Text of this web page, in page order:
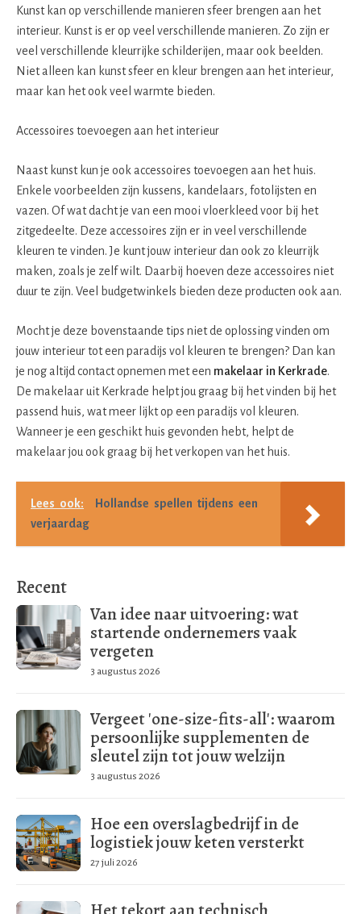
Kunst kan op verschillende manieren sfeer brengen aan het
interieur. Kunst is er op veel verschillende manieren. Zo zijn er
veel verschillende kleurrijke schilderijen, maar ook beelden.
Niet alleen kan kunst sfeer en kleur brengen aan het interieur,
maar kan het ook veel warmte bieden.
Accessoires toevoegen aan het interieur
Naast kunst kun je ook accessoires toevoegen aan het huis.
Enkele voorbeelden zijn kussens, kandelaars, fotolijsten en
vazen. Of wat dacht je van een mooi vloerkleed voor bij het
zitgedeelte. Deze accessoires zijn er in veel verschillende
kleuren te vinden. Je kunt jouw interieur dan ook zo kleurrijk
maken, zoals je zelf wilt. Daarbij hoeven deze accessoires niet
duur te zijn. Veel budgetwinkels bieden deze producten ook aan.
Mocht je deze bovenstaande tips niet de oplossing vinden om
jouw interieur tot een paradijs vol kleuren te brengen? Dan kan
je nog altijd contact opnemen met een makelaar in Kerkrade.
De makelaar uit Kerkrade helpt jou graag bij het vinden bij het
passend huis, wat meer lijkt op een paradijs vol kleuren.
Wanneer je een geschikt huis gevonden hebt, helpt de
makelaar jou ook graag bij het verkopen van het huis.
Lees ook:
Hollandse spellen tijdens een
verjaardag
Recent
Van idee naar uitvoering: wat
startende ondernemers vaak
vergeten
3 augustus 2026
Vergeet 'one-size-fits-all': waarom
persoonlijke supplementen de
sleutel zijn tot jouw welzijn
3 augustus 2026
Hoe een overslagbedrijf in de
logistiek jouw keten versterkt
27 juli 2026